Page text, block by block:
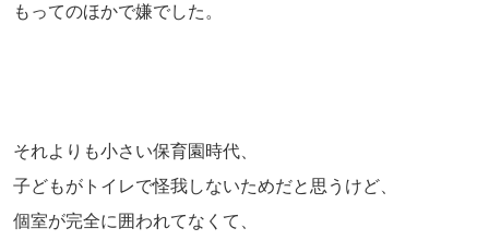
もってのほかで嫌でした。
それよりも小さい保育園時代、
子どもがトイレで怪我しないためだと思うけど、
個室が完全に囲われてなくて、